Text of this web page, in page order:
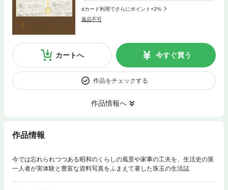
dカード利用でさらにポイント+2%
返品不可
カートへ 今すぐ買う
作品をチェックする
作品情報へ
作品情報
今では忘れられつつある昭和のくらしの風景や家事の工夫を、生活史の第
一人者が実体験と豊富な資料写真をふまえて著した珠玉の生活誌